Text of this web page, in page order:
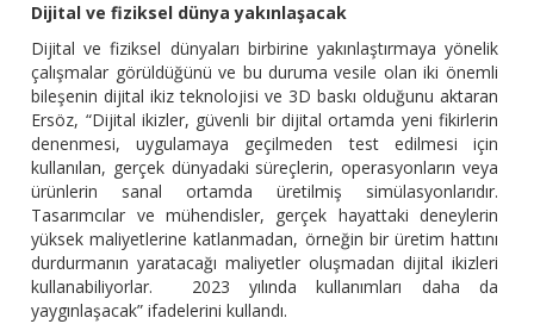
Dijital ve fiziksel dünya yakınlaşacak
Dijital ve fiziksel dünyaları birbirine yakınlaştırmaya yönelik
çalışmalar görüldüğünü ve bu duruma vesile olan iki önemli
bileşenin dijital ikiz teknolojisi ve 3D baskı olduğunu aktaran
Ersöz, “Dijital ikizler, güvenli bir dijital ortamda yeni fikirlerin
denenmesi, uygulamaya geçilmeden test edilmesi için
kullanılan, gerçek dünyadaki süreçlerin, operasyonların veya
ürünlerin sanal ortamda üretilmiş simülasyonlarıdır.
Tasarımcılar ve mühendisler, gerçek hayattaki deneylerin
yüksek maliyetlerine katlanmadan, örneğin bir üretim hattını
durdurmanın yaratacağı maliyetler oluşmadan dijital ikizleri
kullanabiliyorlar. 2023 yılında kullanımları daha da
yaygınlaşacak” ifadelerini kullandı.